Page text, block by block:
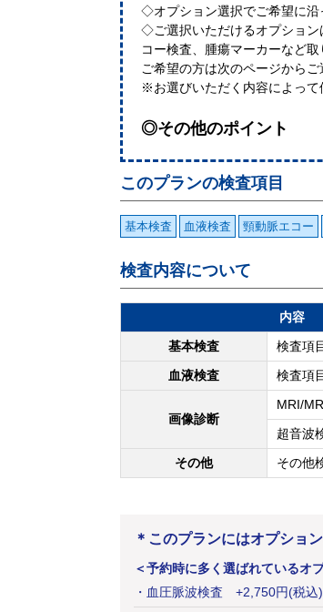
◇オプション選択でご希望に沿
◇ご選択いただけるオプション
コー検査、腫瘍マーカーなど取
ご希望の方は次のページからご
※お選びいただく内容によって
◎その他のポイント
このプランの検査項目
基本検査 血液検査 頸動脈エコー
検査内容について
内容
基本検査
検査項
血液検査
検査項
画像診断
MRI/
超音波
その他
その他
＊このプランにはオプショ
＜予約時に多く選ばれているオ
・ 血圧脈波検査 +2,750円(税込)